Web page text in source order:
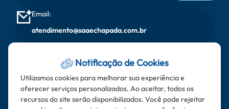
Email:
atendimento@saaechapada.com.br
Segunda à sexta, das 08:00 horas às 17:00 horas
Endereço:
Rua do Aricás - Bairro: Santa Cruz - CEP: 78.195-000 -
Notificação de Cookies
Utilizamos cookies para melhorar sua experiência e
oferecer serviços personalizados. Ao aceitar, todos os
recursos do site serão disponibilizados. Você pode rejeitar